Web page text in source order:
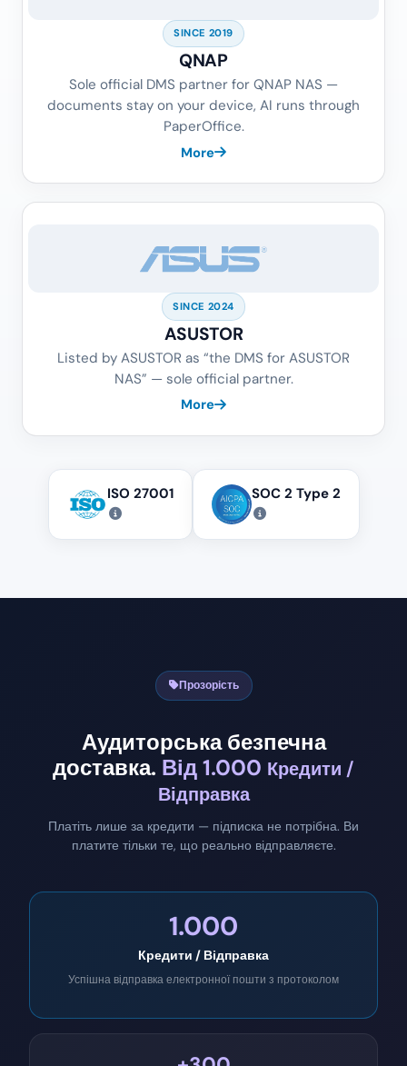
SINCE 2019
QNAP
Sole official DMS partner for QNAP NAS —
documents stay on your device, AI runs through
PaperOffice.
More
SINCE 2024
ASUSTOR
Listed by ASUSTOR as “the DMS for ASUSTOR
NAS” — sole official partner.
More
ISO 27001 SOC 2 Type 2
Прозорість
Аудиторська безпечна
доставка. Від1.000 Кредити /
Відправка
Платіть лише за кредити — підписка не потрібна. Ви
платите тільки те, що реально відправляєте.
1.000
Кредити / Відправка
Успішна відправка електронної пошти з протоколом